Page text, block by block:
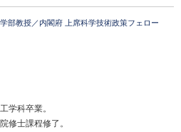
部教授／内閣府 上席科学技術政策フェロー
学科卒業。
修士課程修了。